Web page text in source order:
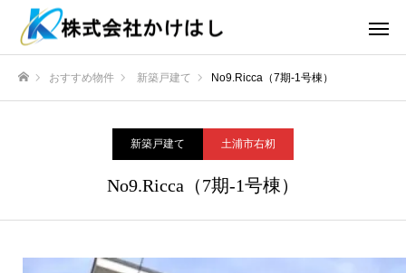
おすすめ物件 新築戸建て No9.Ricca（7期-1号棟）
新築戸建て 土浦市右籾
No9.Ricca（7期-1号棟）